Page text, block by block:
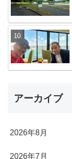
アーカイブ
2026年8月
2026年7月